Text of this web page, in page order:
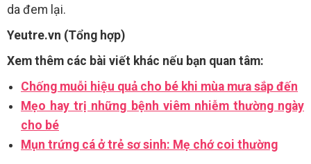
da đem lại.
Yeutre.vn (Tổng hợp)
Xem thêm các bài viết khác nếu bạn quan tâm:
Chống muỗi hiệu quả cho bé khi mùa mưa sắp đến
Mẹo hay trị những bệnh viêm nhiễm thường ngày
cho bé
Mụn trứng cá ở trẻ sơ sinh: Mẹ chớ coi thường